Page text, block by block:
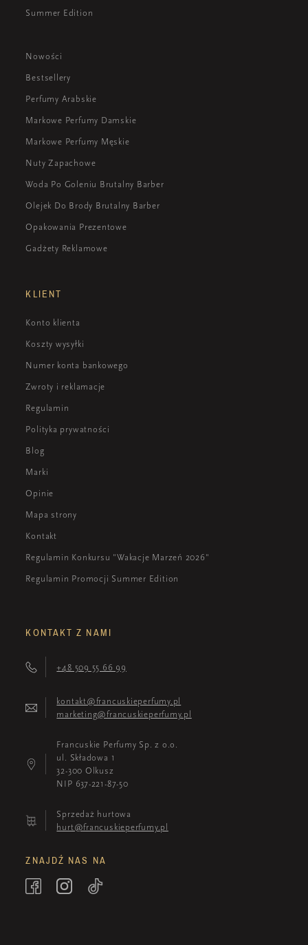
Summer Edition
Nowości
Bestsellery
Perfumy Arabskie
Markowe Perfumy Damskie
Markowe Perfumy Męskie
Nuty Zapachowe
Woda Po Goleniu Brutalny Barber
Olejek Do Brody Brutalny Barber
Opakowania Prezentowe
Gadżety Reklamowe
KLIENT
Konto klienta
Koszty wysyłki
Numer konta bankowego
Zwroty i reklamacje
Regulamin
Polityka prywatności
Blog
Marki
Opinie
Mapa strony
Kontakt
Regulamin Konkursu "Wakacje Marzeń 2026"
Regulamin Promocji Summer Edition
KONTAKT Z NAMI
+48 509 55 66 99
kontakt@francuskieperfumy.pl
marketing@francuskieperfumy.pl
Francuskie Perfumy Sp. z o.o.
ul. Składowa 1
32-300 Olkusz
NIP 637-221-87-50
Sprzedaż hurtowa
hurt@francuskieperfumy.pl
ZNAJDŹ NAS NA